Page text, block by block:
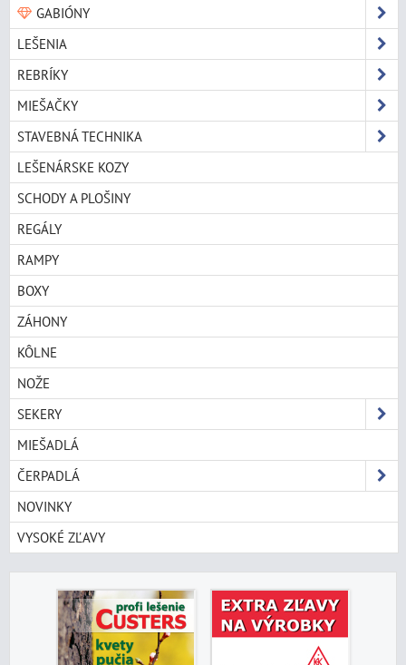
GABIÓNY
LEŠENIA
REBRÍKY
MIEŠAČKY
STAVEBNÁ TECHNIKA
LEŠENÁRSKE KOZY
SCHODY A PLOŠINY
REGÁLY
RAMPY
BOXY
ZÁHONY
KÔLNE
NOŽE
SEKERY
MIEŠADLÁ
ČERPADLÁ
NOVINKY
VYSOKÉ ZĽAVY